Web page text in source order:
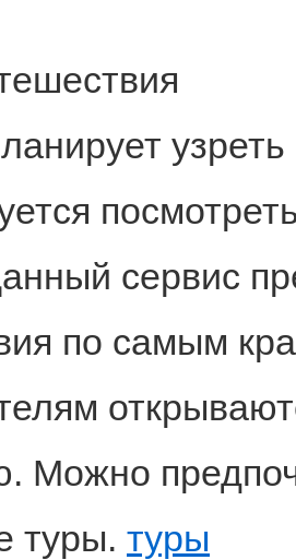
сервис
по самым
Можно
туры. туры